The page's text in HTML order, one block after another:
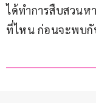
ได้ทำการสืบสวนห
ที่ไหน ก่อนจะพบกั